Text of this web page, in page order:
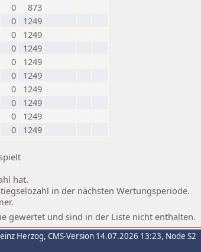
0
873
0
1249
0
1249
0
1249
0
1249
0
1249
0
1249
0
1249
0
1249
0
1249
hat.
in der nächsten Wertungsperiode.
gewertet und sind in der Liste nicht enthalten.
Herzog, CMS-Version 14.07.2026 13:23, Node S2